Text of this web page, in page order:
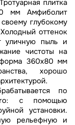
плитка
мм Амфиболит
глубокому
оттенок
уличную пыль и
чистоты на
форма 360x80 мм
хорошо
по
с помощью
установки.
рельефную и